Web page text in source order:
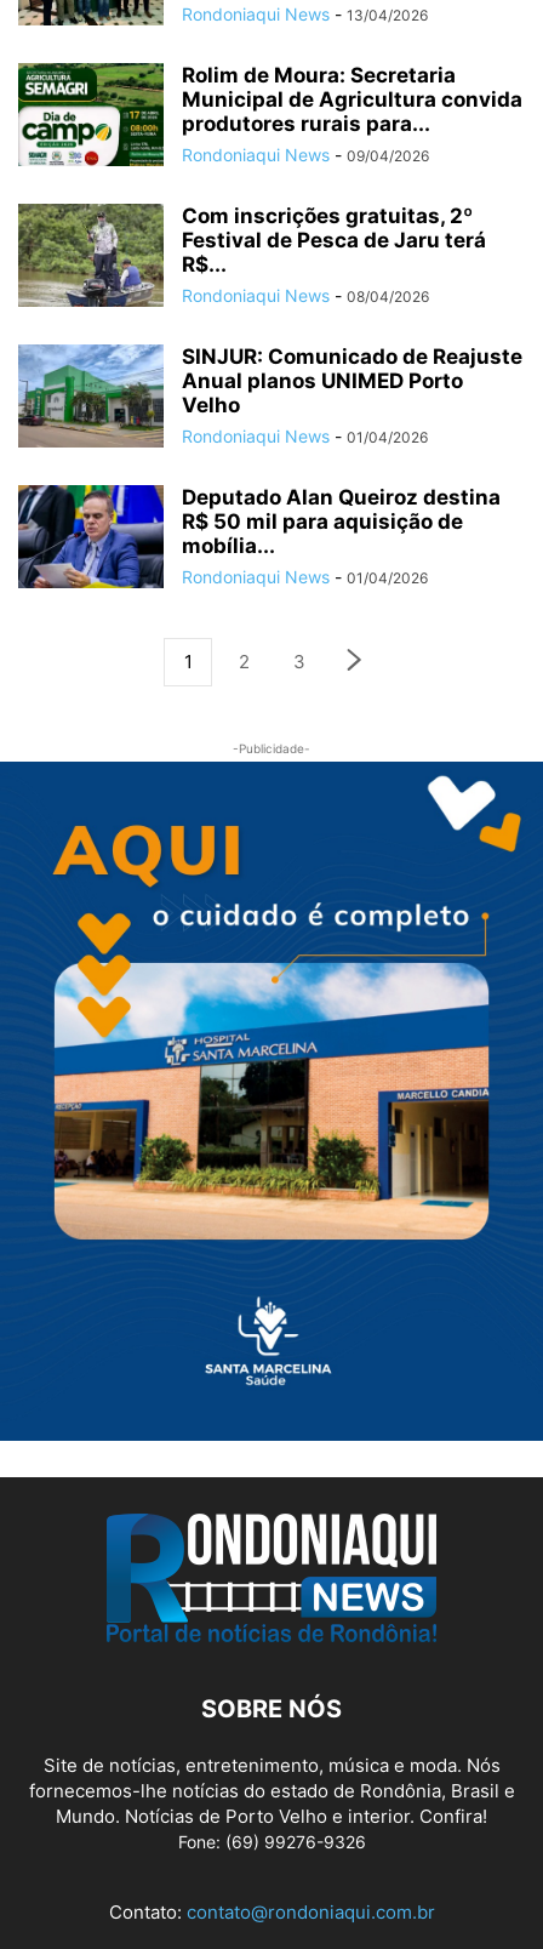
Rondoniaqui News - 13/04/2026
Rolim de Moura: Secretaria
Municipal de Agricultura convida
produtores rurais para...
Rondoniaqui News - 09/04/2026
Com inscrições gratuitas, 2º
Festival de Pesca de Jaru terá
R$...
Rondoniaqui News - 08/04/2026
SINJUR: Comunicado de Reajuste
Anual planos UNIMED Porto
Velho
Rondoniaqui News - 01/04/2026
Deputado Alan Queiroz destina
R$ 50 mil para aquisição de
mobília...
Rondoniaqui News - 01/04/2026
1 2 3
-Publicidade-
SOBRE NÓS
Site de notícias, entretenimento, música e moda. Nós
fornecemos-lhe notícias do estado de Rondônia, Brasil e
Mundo. Notícias de Porto Velho e interior. Confira!
Fone: (69) 99276-9326
Contato: contato@rondoniaqui.com.br